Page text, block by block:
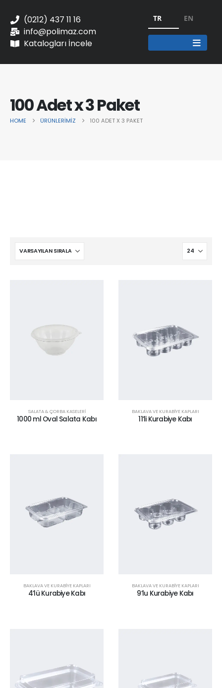
(0212) 437 11 16
info@polimaz.com
Katalogları İncele
TR EN
100 Adet x 3 Paket
HOME ÜRÜNLERIMIZ 100 ADET X 3 PAKET
SALATA & ÇORBA KASELERİ
1000 ml Oval Salata Kabı
BAKLAVA VE KURABİYE KAPLARI
11’li Kurabiye Kabı
BAKLAVA VE KURABİYE KAPLARI
4’lü Kurabiye Kabı
BAKLAVA VE KURABİYE KAPLARI
9’lu Kurabiye Kabı